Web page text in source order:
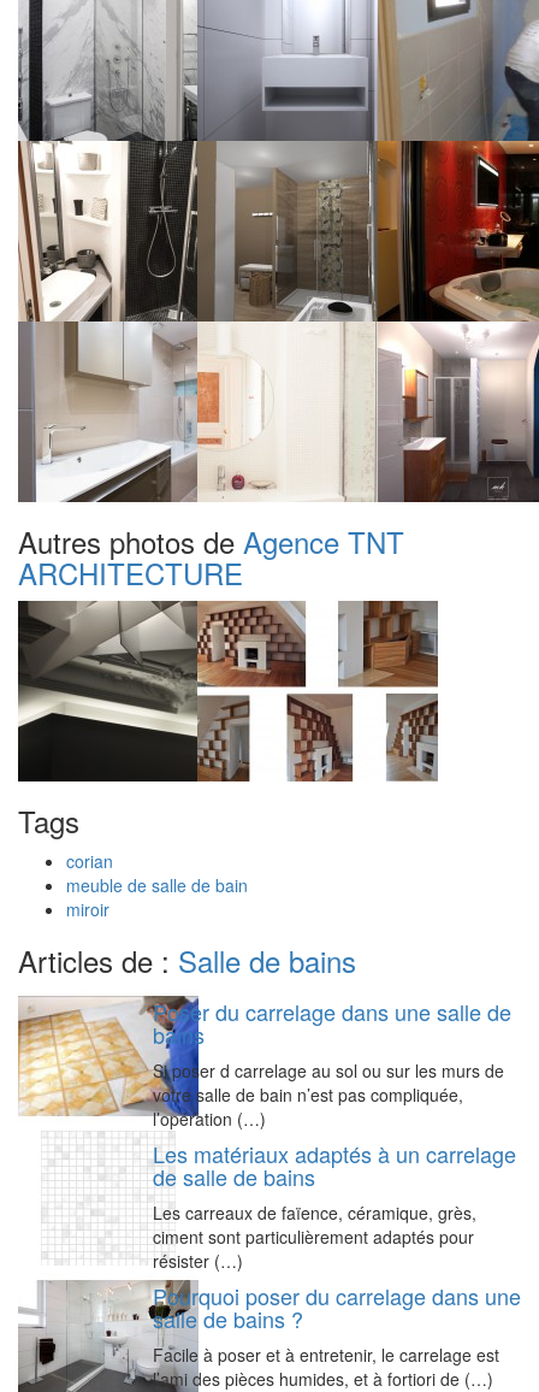
Autres photos de Agence TNT
ARCHITECTURE
Tags
corian
meuble de salle de bain
miroir
Articles de : Salle de bains
Poser du carrelage dans une salle de
bains
Si poser d carrelage au sol ou sur les murs de
votre salle de bain n’est pas compliquée,
l’opération (…)
Les matériaux adaptés à un carrelage
de salle de bains
Les carreaux de faïence, céramique, grès,
ciment sont particulièrement adaptés pour
résister (…)
Pourquoi poser du carrelage dans une
salle de bains ?
Facile à poser et à entretenir, le carrelage est
l’ami des pièces humides, et à fortiori de (…)